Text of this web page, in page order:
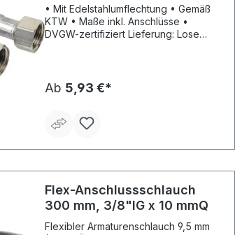
• Mit Edelstahlumflechtung • Gemäß
KTW • Maße inkl. Anschlüsse •
DVGW-zertifiziert Lieferung: Lose
Ab 5,93 €*
Flex-Anschlussschlauch
300 mm, 3/8"IG x 10 mmQ
Flexibler Armaturenschlauch 9,5 mm